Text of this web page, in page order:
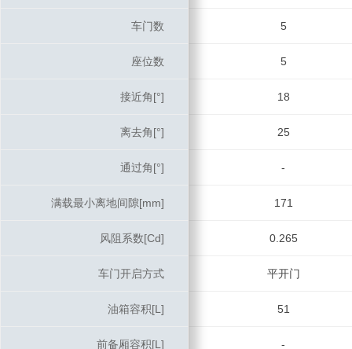
车门数 5
座位数 5
接近角[°] 18
离去角[°] 25
通过角[°] -
满载最小离地间隙[mm] 171
风阻系数[Cd] 0.265
车门开启方式 平开门
油箱容积[L] 51
前备厢容积[L] -
车门数
座位数
接近角[°]
离去角[°]
通过角[°]
满载最小离地间隙[mm]
风阻系数[Cd]
车门开启方式
油箱容积[L]
前备厢容积[L]